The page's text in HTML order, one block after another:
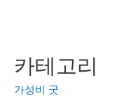
카테고리
가성비 굿